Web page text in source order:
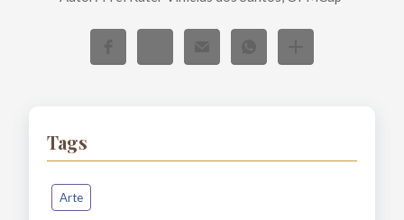
Tags
Arte